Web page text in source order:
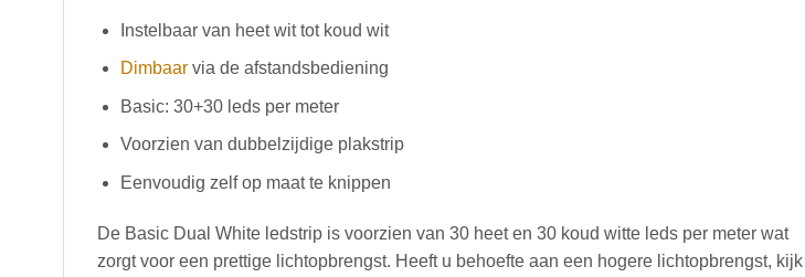
Instelbaar van heet wit tot koud wit
Dimbaarvia de afstandsbediening
Basic: 30+30 leds per meter
Voorzien van dubbelzijdige plakstrip
Eenvoudig zelf op maat te knippen
De Basic Dual White ledstrip is voorzien van 30 heet en 30 koud witte leds per meter wat
zorgt voor een prettige lichtopbrengst. Heeft u behoefte aan een hogere lichtopbrengst, kijk